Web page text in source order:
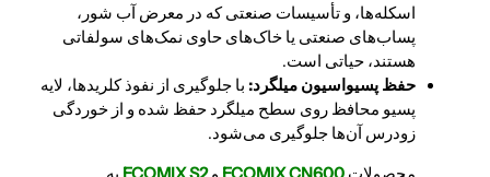
اسکله‌ها، و تأسیسات صنعتی که در معرض آب شور،
پساب‌های صنعتی یا خاک‌های حاوی نمک‌های سولفاتی
هستند، حیاتی است.
حفظ پسیواسیون میلگرد: با جلوگیری از نفوذ کلریدها، لایه
پسیو محافظ روی سطح میلگرد حفظ شده و از خوردگی
زودرس آن‌ها جلوگیری می‌شود.